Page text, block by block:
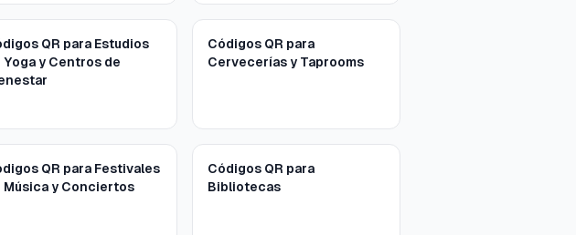
QR para Estudios
Yoga y Centros de
Códigos QR para
Cervecerías y Taprooms
QR para Festivales
Música y Conciertos
Códigos QR para
Bibliotecas